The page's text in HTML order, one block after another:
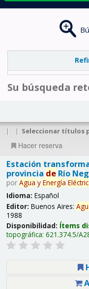
Su búsqueda
| | Seleccionar títulos
Hacer reserva
Estación
provincia deRío
por Agua y Energía
Idioma: Español
Editor: Buenos Aires:
1988
Disponibilidad: Ítems
topográfica: 621.374.5/